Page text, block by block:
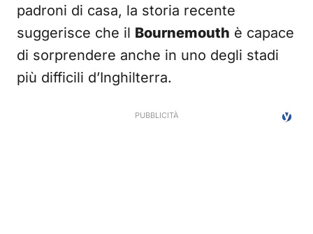
padroni di casa, la storia recente
suggerisce che il Bournemouth è capace
di sorprendere anche in uno degli stadi
più difficili d’Inghilterra.